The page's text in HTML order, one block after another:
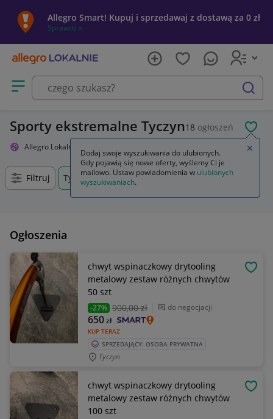
Allegro Smart! Kupuj i sprzedawaj z dostawą za 0 zł
Sprawdź »
Otwórz menu z kategoriami
szukaj
Sporty ekstremalne Tyczyn18 ogłoszeń
Allegro Lokalnie
Filtruj Tyczyn, Podkarpackie, +0 km
Ogłoszenia
chwyt wspinaczkowy drytooling
metalowy zestaw różnych chwytów
50 szt
-27% 900,00 zł do negocjacji
KUP TERAZ
650zł
SPRZEDAJĄCY: OSOBA PRYWATNA
Tyczyn
chwyt wspinaczkowy drytooling
metalowy zestaw różnych chwytów
100 szt
Dodaj swoje wyszukiwania do ulubionych.
Gdy pojawią się nowe oferty, wyślemy Ci je
mailowo. Ustaw powiadomienia w ulubionych
wyszukiwaniach.